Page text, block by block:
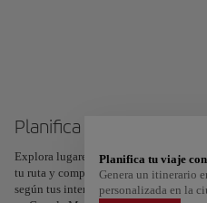
Planifica tu viaje a
Explora lugares, experiencias y marca
tu ruta y compartirla. ¿Quieres más
según tus intereses y la duración de tu
Planifica tu viaje
Genera un itinerario
personalizada en la